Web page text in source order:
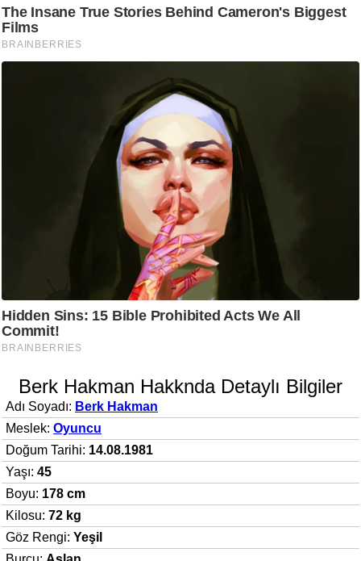
Berk Hakman Hakknda Detaylı Bilgiler
Adı Soyadı: Berk Hakman
Meslek: Oyuncu
Doğum Tarihi: 14.08.1981
Yaşı: 45
Boyu: 178 cm
Kilosu: 72 kg
Göz Rengi: Yeşil